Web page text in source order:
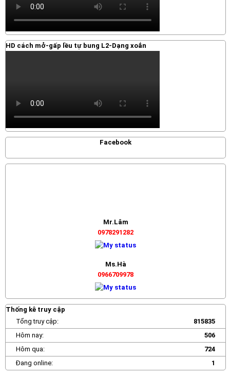
HD cách mở-gấp lều tự bung L2-Dạng xoắn
Facebook
Mr.Lâm
0978291282
Ms.Hà
0966709978
Thống kê truy cập
815835
Tổng truy cập:
506
Hôm nay:
724
Hôm qua:
1
Đang online: